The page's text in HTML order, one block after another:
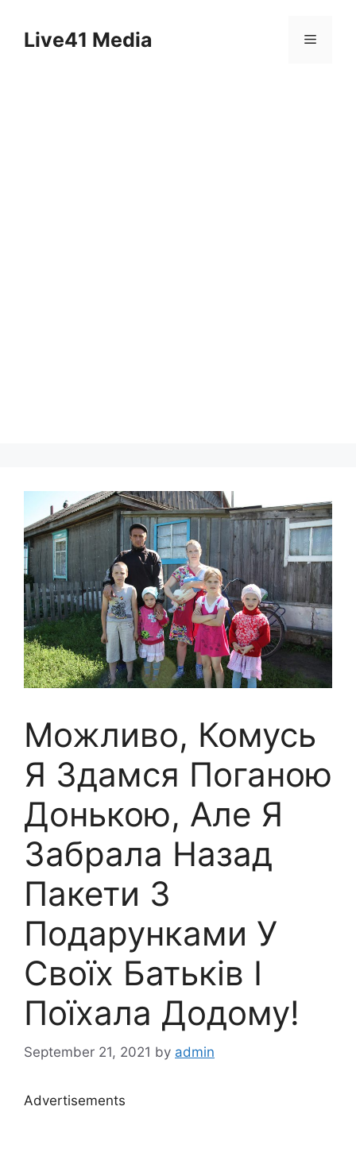
contentLive41 Media Menu
Можливо, Комусь
Я Здамся Поганою
Донькою, Але Я
Забрала Назад
Пакети З
Подарунками У
Своїх Батьків І
Поїхала Додому!
September 21, 2021 by admin
Advertisements